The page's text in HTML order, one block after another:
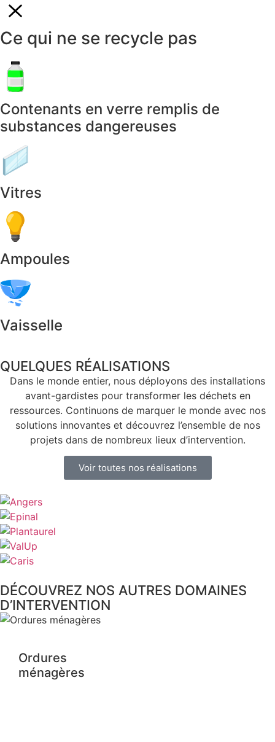
Ce qui ne se recycle pas
Contenants en verre remplis de
substances dangereuses
Vitres
Ampoules
Vaisselle
QUELQUES RÉALISATIONS
Dans le monde entier, nous déployons des installations
avant-gardistes pour transformer les déchets en
ressources. Continuons de marquer le monde avec nos
solutions innovantes et découvrez l’ensemble de nos
projets dans de nombreux lieux d’intervention.
Voir toutes nos réalisations
DÉCOUVREZ NOS AUTRES DOMAINES
D’INTERVENTION
Ordures
ménagères